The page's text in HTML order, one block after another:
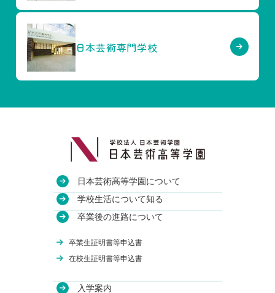
日本芸術専門学校
日本芸術高等学園について
教育方針
沿革
関連校
学校生活について知る
授業・校舎について
年間行事について
卒業後の進路について
卒業生証明書等申込書
在校生証明書等申込書
入学案内